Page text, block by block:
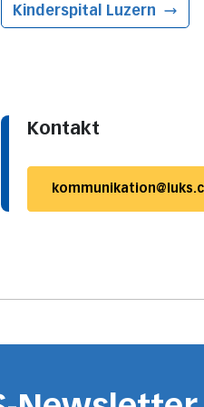
Kinderspital Luzern
Kontakt